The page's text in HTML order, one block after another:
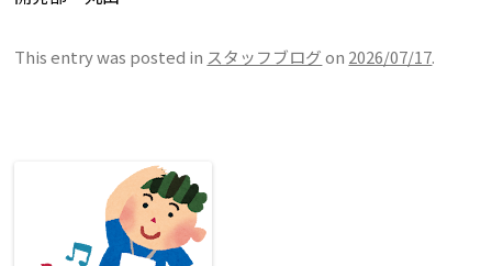
This entry was posted in スタッフブログon 2026/07/17.